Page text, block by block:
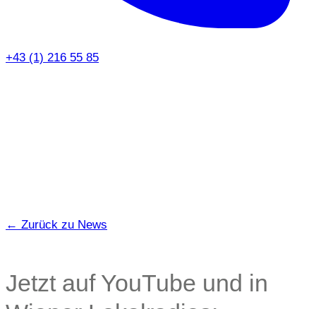
+43 (1) 216 55 85
← Zurück zu News
Jetzt auf YouTube und in